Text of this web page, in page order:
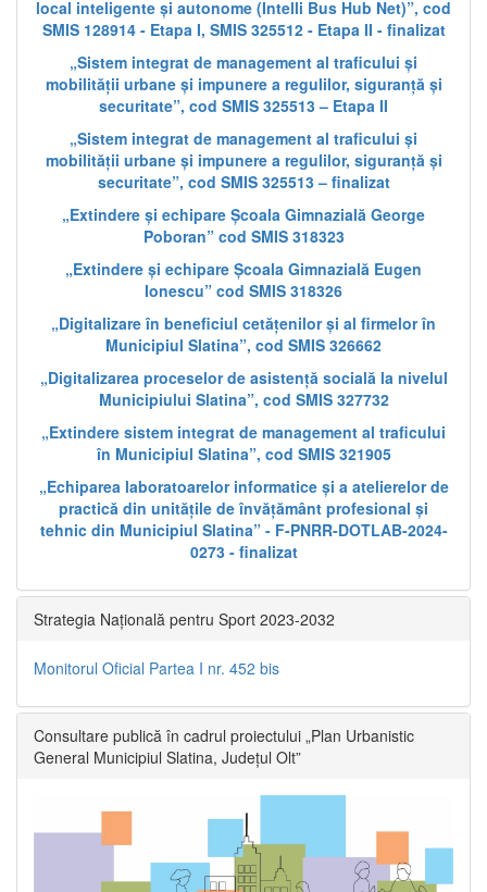
local inteligente și autonome (Intelli Bus Hub Net)”, cod
SMIS 128914 - Etapa I, SMIS 325512 - Etapa II - finalizat
„Sistem integrat de management al traficului și
mobilității urbane și impunere a regulilor, siguranță și
securitate”, cod SMIS 325513 – Etapa II
„Sistem integrat de management al traficului și
mobilității urbane și impunere a regulilor, siguranță și
securitate”, cod SMIS 325513 – finalizat
„Extindere și echipare Școala Gimnazială George
Poboran” cod SMIS 318323
„Extindere și echipare Școala Gimnazială Eugen
Ionescu” cod SMIS 318326
„Digitalizare în beneficiul cetățenilor și al firmelor în
Municipiul Slatina”, cod SMIS 326662
„Digitalizarea proceselor de asistență socială la nivelul
Municipiului Slatina”, cod SMIS 327732
„Extindere sistem integrat de management al traficului
în Municipiul Slatina”, cod SMIS 321905
„Echiparea laboratoarelor informatice și a atelierelor de
practică din unitățile de învățământ profesional și
tehnic din Municipiul Slatina” - F-PNRR-DOTLAB-2024-
0273 - finalizat
Strategia Națională pentru Sport 2023-2032
Monitorul Oficial Partea I nr. 452 bis
Consultare publică în cadrul proiectului „Plan Urbanistic
General Municipiul Slatina, Județul Olt”